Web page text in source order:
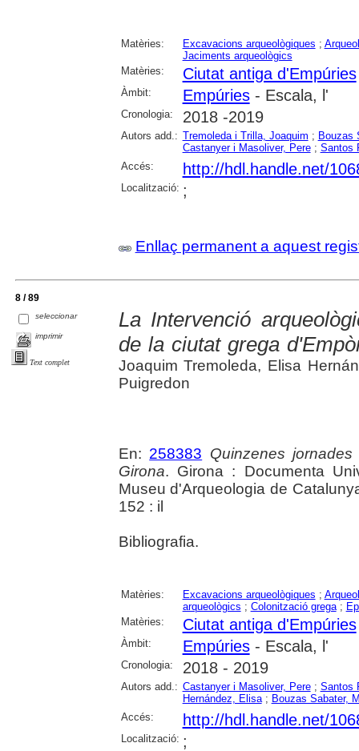
Matèries: Excavacions arqueològiques ;
Jaciments arqueològics
Matèries:
Ciutat antiga d'Empúries
Àmbit: Empúries- Escala, l'
Cronologia: 2018 -2019
Autors add.: Tremoleda i Trilla, Joaquim ; Bouzas
Castanyer i Masoliver, Pere; Santos
Accés:
http://hdl.handle.net/
Localització: ;
Enllaç permanent a aquest
8 / 89
seleccionar
imprimir
Text complet
La Intervenció
de la ciutat grega
Joaquim Tremoleda, Elisa
Puigredon
En: 258383 Quinzenes
Girona. Girona : Documenta
Museu d'Arqueologia de
152 : il
Bibliografia.
Matèries: Excavacions arqueològiques ;
arqueològics ; Colonització grega;
Matèries:
Ciutat antiga d'Empúries
Àmbit: Empúries- Escala, l'
Cronologia: 2018 - 2019
Autors add.: Castanyer i Masoliver, Pere; Santos
Hernández, Elisa; Bouzas Sabater,
Accés:
http://hdl.handle.net/
Localització: ;